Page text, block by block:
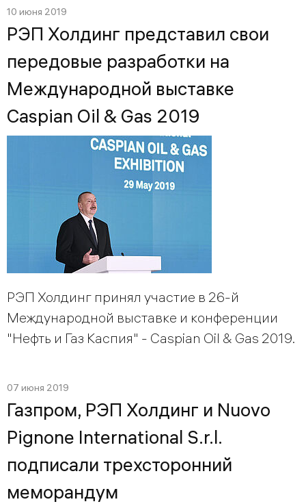
10 июня 2019
РЭП Холдинг представил свои
передовые разработки на
Международной выставке
Caspian Oil & Gas 2019
РЭП Холдинг принял участие в 26-й
Международной выставке и конференции
"Нефть и Газ Каспия" - Caspian Oil & Gas 2019.
07 июня 2019
Газпром, РЭП Холдинг и Nuovo
Pignone International S.r.l.
подписали трехсторонний
меморандум